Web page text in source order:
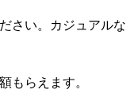
さい。カジュアルな
もらえます。